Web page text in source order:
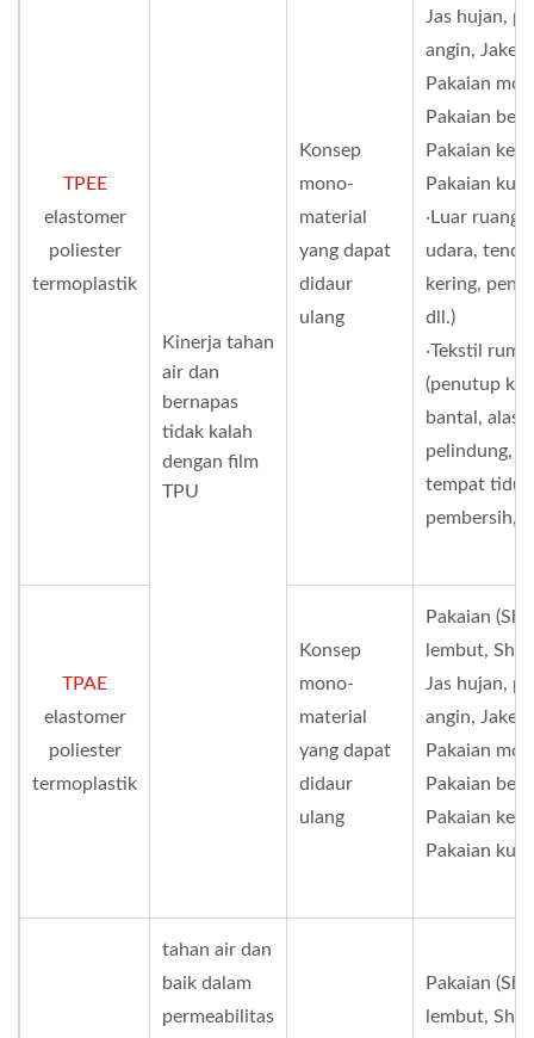
TPEE
elastomer
poliester
termoplastik
Kinerja tahan
air dan
bernapas
tidak kalah
dengan film
TPU
Konsep
mono-
material
yang dapat
didaur
ulang
Jas hujan,
angin, Jaket
Pakaian
Pakaian
Pakaian
Pakaian
‧Luar
udara,
kering,
dll.)
‧Tekstil
(penutup
bantal, alas
pelindung,
tempat
pembersih,
TPAE
elastomer
poliester
termoplastik
Konsep
mono-
material
yang dapat
didaur
ulang
Pakaian
lembut,
Jas hujan,
angin, Jaket
Pakaian
Pakaian
Pakaian
Pakaian
tahan air dan
baik dalam
permeabilitas
Pakaian
lembut,